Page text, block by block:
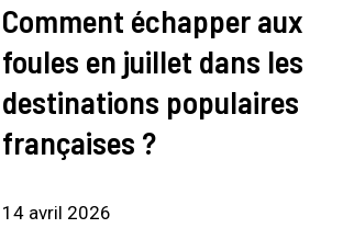
Comment échapper aux
foules en juillet dans les
destinations populaires
françaises ?
14 avril 2026
foules
en
juillet
dans
les
populaires